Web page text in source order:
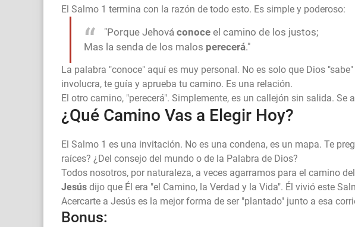
El Salmo 1 termina con la razón de todo esto. Es simple y poderoso:
"Porque Jehová conoce el camino de los justos;
Mas la senda de los malos perecerá."
La palabra "conoce" aquí es muy personal. No es solo que Dios
involucra, te guía y aprueba tu camino. Es una relación.
El otro camino, "perecerá". Simplemente, es un callejón sin salida.
¿Qué Camino Vas a Elegir Hoy?
El Salmo 1 es una invitación. No es una condena, es un mapa. Te
raíces? ¿Del consejo del mundo o de la Palabra de Dios?
Todos nosotros, por naturaleza, a veces agarramos para el camino
Jesús dijo que Él era "el Camino, la Verdad y la Vida". Él vivió este
Acercarte a Jesús es la mejor forma de ser "plantado" junto a esa
Bonus: